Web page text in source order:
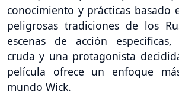
conocimiento y prácticas basado
peligrosas tradiciones de los
escenas de acción
cruda y una protagonista
película ofrece un enfoque
mundo Wick.